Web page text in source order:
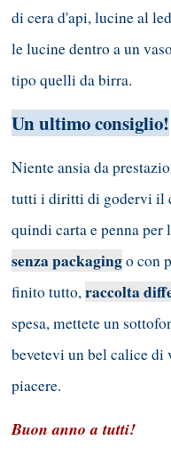
di cera d'api, lucine al
le lucine dentro a un
tipo quelli da birra.
Un ultimo consiglio!
Niente ansia da
tutti i diritti di godervi il
quindi carta e penna per
senza packagingo con
finito tutto,raccolta
spesa, mettete un
bevetevi un bel calice di
piacere.
Buon anno a tutti!